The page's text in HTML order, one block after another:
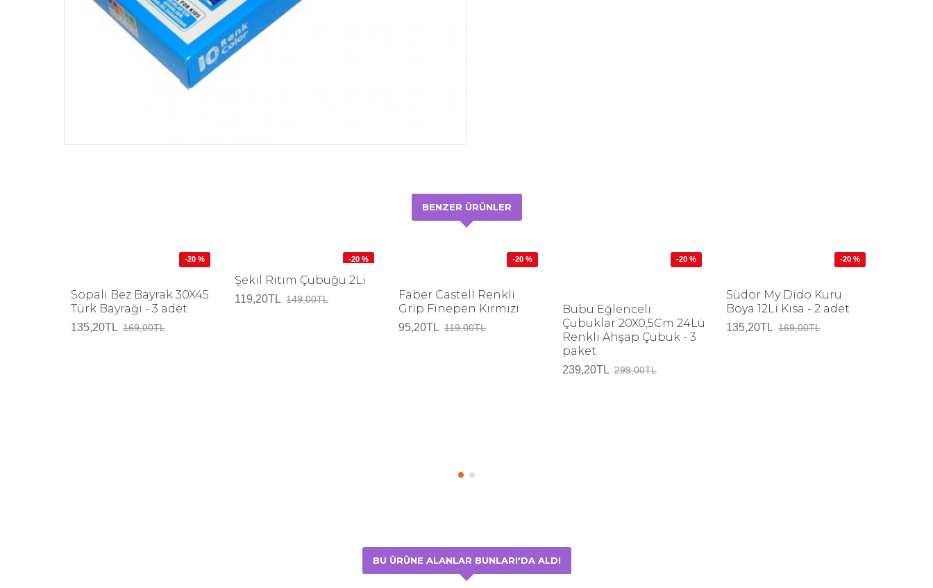
BENZER ÜRÜNLER
-20 %
Sopalı Bez Bayrak 30X45
Türk Bayrağı - 3 adet
135,20TL 169,00TL
-20 %
Şekil Ritim Çubuğu 2Li
119,20TL 149,00TL
-20 %
Faber Castell Renkli
Grip Finepen Kırmızı
95,20TL 119,00TL
-20 %
Bubu Eğlenceli
Çubuklar 20X0,5Cm 24Lü
Renkli Ahşap Çubuk - 3
paket
239,20TL 299,00TL
-20 %
Südor My Dido Kuru
Boya 12Li Kısa - 2 adet
135,20TL 169,00TL
BU ÜRÜNE ALANLAR BUNLARI'DA ALDI